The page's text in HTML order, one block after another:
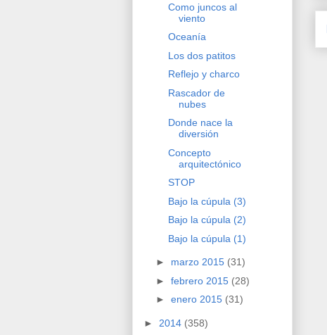
Como juncos al
viento
Oceanía
Los dos patitos
Reflejo y charco
Rascador de
nubes
Donde nace la
diversión
Concepto
arquitectónico
STOP
Bajo la cúpula (3)
Bajo la cúpula (2)
Bajo la cúpula (1)
► marzo 2015 (31)
► febrero 2015 (28)
► enero 2015 (31)
► 2014 (358)